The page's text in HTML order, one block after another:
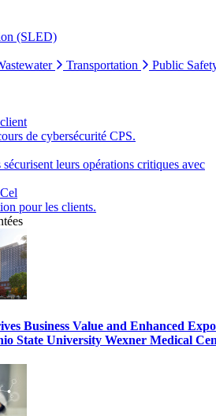
(SLED)
Transportation Public
de cybersécurité CPS.
leurs opérations critiques avec
pour les clients.
Business Value and Enhanced
State University Wexner Medical